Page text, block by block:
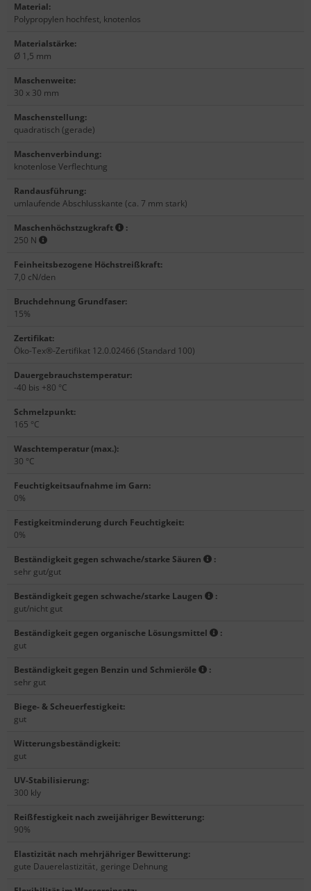
Material:
Polypropylen hochfest, knotenlos
Materialstärke:
Ø 1,5 mm
Maschenweite:
30 x 30 mm
Maschenstellung:
quadratisch (gerade)
Maschenverbindung:
knotenlose Verflechtung
Randausführung:
umlaufende Abschlusskante (ca. 7 mm stark)
Maschenhöchstzugkraft
:
250 N
Feinheitsbezogene Höchstreißkraft:
7,0 cN/den
Bruchdehnung Grundfaser:
15%
Zertifikat:
Öko-Tex®-Zertifikat 12.0.02466 (Standard 100)
Dauergebrauchstemperatur:
-40 bis +80 °C
Schmelzpunkt:
165 °C
Waschtemperatur (max.):
30 °C
Feuchtigkeitsaufnahme im Garn:
0%
Festigkeitminderung durch Feuchtigkeit:
0%
Beständigkeit gegen schwache/starke Säuren
:
sehr gut/gut
Beständigkeit gegen schwache/starke Laugen
:
gut/nicht gut
Beständigkeit gegen organische Lösungsmittel
:
gut
Beständigkeit gegen Benzin und Schmieröle
:
sehr gut
Biege- & Scheuerfestigkeit:
gut
Witterungsbeständigkeit:
gut
UV-Stabilisierung:
300 kly
Reißfestigkeit nach zweijähriger Bewitterung:
90%
Elastizität nach mehrjähriger Bewitterung:
gute Dauerelastizität, geringe Dehnung